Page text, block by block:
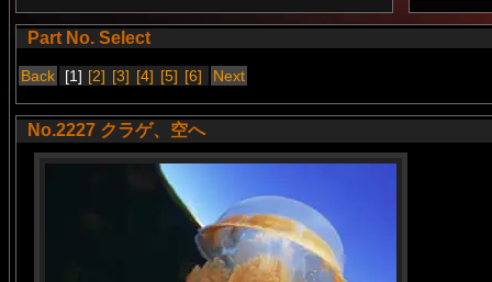
Part No. Select
Back [1] [2] [3] [4] [5] [6] Next
No.2227 クラゲ、空へ